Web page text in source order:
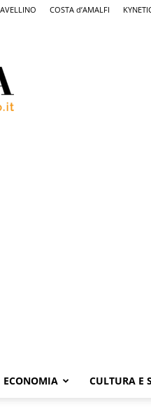
COSTA d’AMALFI
ECONOMIA CULTURA E